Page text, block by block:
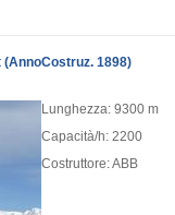
1898)
Lunghezza: 9300 m
Capacità/h: 2200
Costruttore: ABB